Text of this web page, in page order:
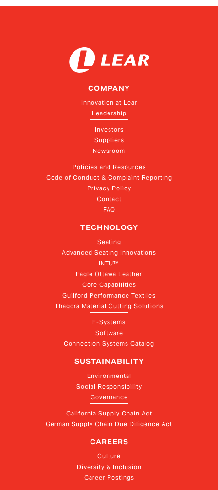
LSCI_All1ParteGeneReati presFv2025 en-US
COMPANY
Innovation at Lear
Leadership
Investors
Suppliers
Newsroom
Policies and Resources
Code of Conduct & Complaint Reporting
Privacy Policy
Contact
FAQ
TECHNOLOGY
Seating
Advanced Seating Innovations
INTU™
Eagle Ottawa Leather
Core Capabilities
Guilford Performance Textiles
Thagora Material Cutting Solutions
E-Systems
Software
Connection Systems Catalog
SUSTAINABILITY
Environmental
Social Responsibility
Governance
California Supply Chain Act
German Supply Chain Due Diligence Act
CAREERS
Culture
Diversity & Inclusion
Career Postings